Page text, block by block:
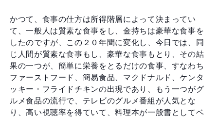
かつて、食事の仕方は所得階層によって決まってい
て、一般人は質素な食事をし、金持ちは豪華な食事を
したのですが、この２０年間に変化し、今日では、同
じ人間が質素な食事もし、豪華な食事もとり、その結
果の一つが、簡単に栄養をとるだけの食事、すなわち
ファーストフード、簡易食品、マクドナルド、ケンタ
ッキー・フライドチキンの出現であり、もう一つがグ
ルメ食品の流行で、テレビのグルメ番組が人気とな
り、高い視聴率を得ていて、料理本が一般書としてベ